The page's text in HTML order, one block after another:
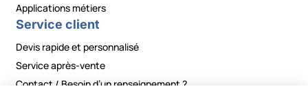
Applications métiers
Service client
Devis rapide et personnalisé
Service après-vente
Contact / Besoin d’un renseignement ?